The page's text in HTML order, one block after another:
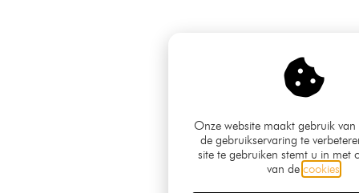
Onze website maakt gebruik
de gebruikservaring te
site te gebruiken stemt u in met
van de cookies